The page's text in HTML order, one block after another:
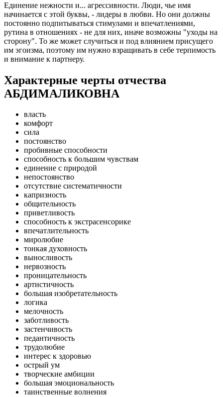
Единение нежности и... агрессивности. Люди, чье имя
начинается с этой буквы, - лидеры в любви. Но они должны
постоянно подпитываться стимулами и впечатлениями,
рутина в отношениях - не для них, иначе возможны "уходы на
сторону". То же может случиться и под влиянием присущего
им эгоизма, поэтому им нужно взращивать в себе терпимость
и внимание к партнеру.
Характерные черты отчества
АБДИМАЛИКОВНА
власть
комфорт
сила
постоянство
пробивные способности
способность к большим чувствам
единение с природой
непостоянство
отсутствие систематичности
капризность
общительность
приветливость
способность к экстрасенсорике
впечатлительность
миролюбие
тонкая духовность
выносливость
нервозность
проницательность
артистичность
большая изобретательность
логика
мелочность
заботливость
застенчивость
педантичность
трудолюбие
интерес к здоровью
острый ум
творческие амбиции
большая эмоциональность
таинственные волнения